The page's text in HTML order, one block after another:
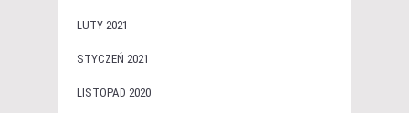
LUTY 2021
STYCZEŃ 2021
LISTOPAD 2020